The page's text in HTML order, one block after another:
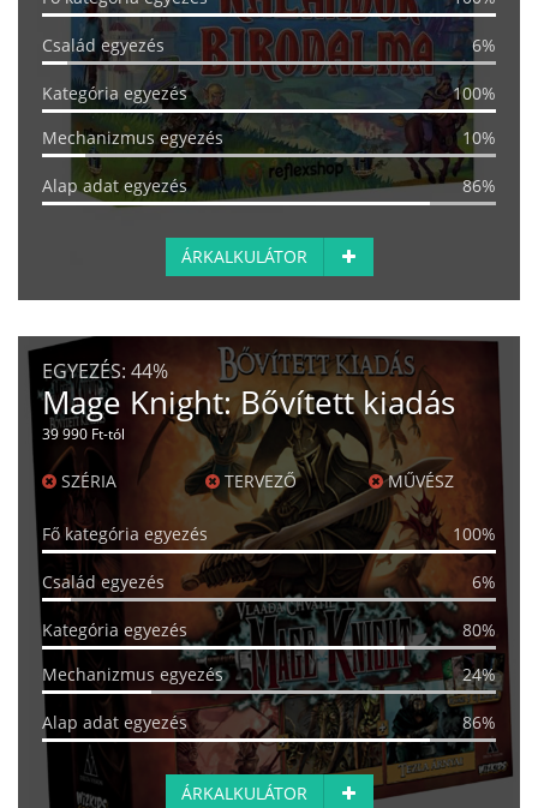
Család egyezés 6%
Kategória egyezés
100%
Mechanizmus egyezés
10%
Alap adat egyezés 86%
ÁRKALKULÁTOR
EGYEZÉS: 44%
Mage Knight: Bővített kiadás
39 990 Ft-tól
SZÉRIA TERVEZŐ MŰVÉSZ
Fő kategória egyezés 100%
Család egyezés 6%
Kategória egyezés
80%
Mechanizmus egyezés
24%
Alap adat egyezés 86%
ÁRKALKULÁTOR